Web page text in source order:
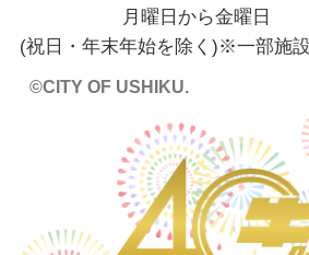
月曜日から金曜日
(祝日・年末年始を除く)※一部施
©CITY OF USHIKU.